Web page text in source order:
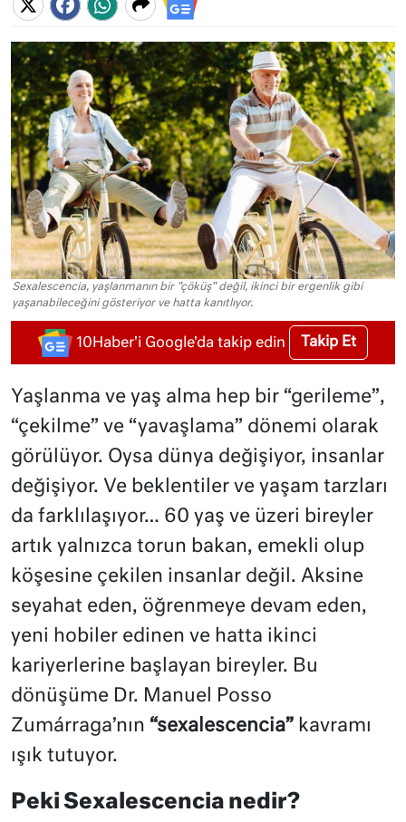
Sexalescencia, yaşlanmanın bir "çöküş" değil, ikinci bir ergenlik gibi
yaşanabileceğini gösteriyor ve hatta kanıtlıyor.
10Haber'i Google'da takip edin Takip Et
Yaşlanma ve yaş alma hep bir “gerileme”,
“çekilme” ve “yavaşlama” dönemi olarak
görülüyor. Oysa dünya değişiyor, insanlar
değişiyor. Ve beklentiler ve yaşam tarzları
da farklılaşıyor… 60 yaş ve üzeri bireyler
artık yalnızca torun bakan, emekli olup
köşesine çekilen insanlar değil. Aksine
seyahat eden, öğrenmeye devam eden,
yeni hobiler edinen ve hatta ikinci
kariyerlerine başlayan bireyler. Bu
dönüşüme Dr. Manuel Posso
Zumárraga’nın “sexalescencia” kavramı
ışık tutuyor.
Peki Sexalescencia nedir?